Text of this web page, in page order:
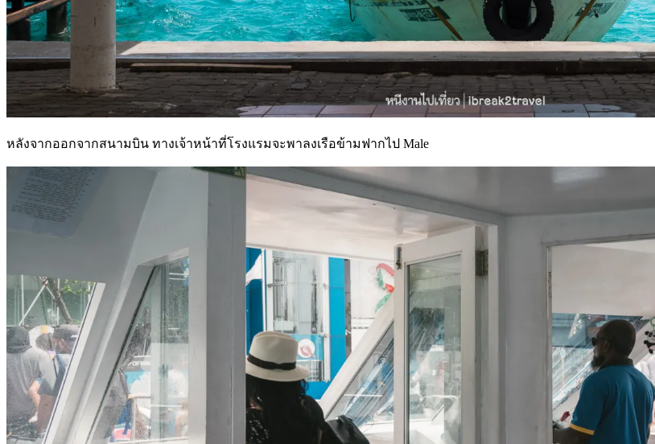
หลังจากออกจากสนามบิน ทางเจ้าหน้าที่โรงแรมจะพาลงเรือข้ามฟากไป Male